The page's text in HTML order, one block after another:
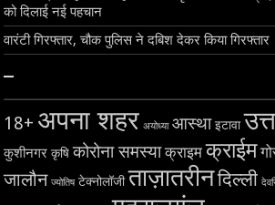
को दिलाई नई पहचान
वारंटी गिरफ्तार, चौक पुलिस ने दबिश देकर किया गिरफ्तार
–
18+ अपना शहर अयोध्या आस्था इटावा
कुशीनगर कृषि कोरोना समस्या क्राइम क्राईम
जालौन ज्योतिष टेक्नोलॉजी ताज़ातरीनदिल्ली